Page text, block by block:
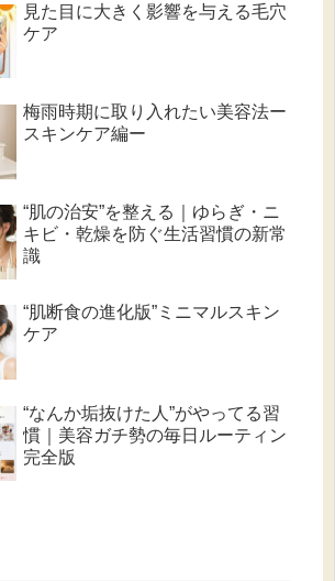
見た目に大きく影響を与える毛穴
ケア
梅雨時期に取り入れたい美容法ー
スキンケア編ー
“肌の治安”を整える｜ゆらぎ・ニ
キビ・乾燥を防ぐ生活習慣の新常
識
“肌断食の進化版”ミニマルスキン
ケア
“なんか垢抜けた人”がやってる習
慣｜美容ガチ勢の毎日ルーティン
完全版